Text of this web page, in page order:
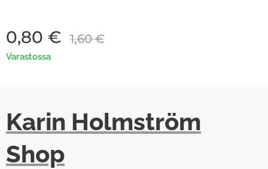
0,80 € 1,60€
Varastossa
Karin Holmström
Shop